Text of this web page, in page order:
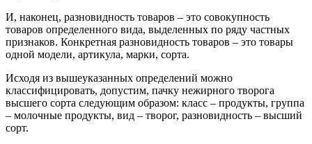
И, наконец, разновидность товаров – это совокупность
товаров определенного вида, выделенных по ряду частных
признаков. Конкретная разновидность товаров – это товары
одной модели, артикула, марки, сорта.
Исходя из вышеуказанных определений можно
классифицировать, допустим, пачку нежирного творога
высшего сорта следующим образом: класс – продукты, группа
– молочные продукты, вид – творог, разновидность – высший
сорт.